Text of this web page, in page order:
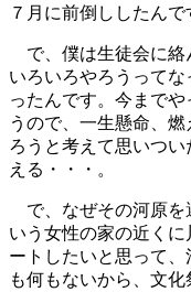
７月に前倒ししたん
で、僕は生徒会に絡
いろいろやろうって
ったんです。今まで
うので、一生懸命、
ろうと考えて思いつ
える・・・。
で、なぜその河原を
いう女性の家の近く
ートしたいと思って
も何もないから、文